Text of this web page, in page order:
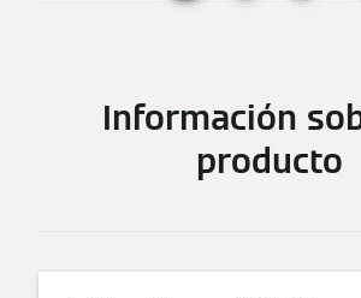
Información
producto